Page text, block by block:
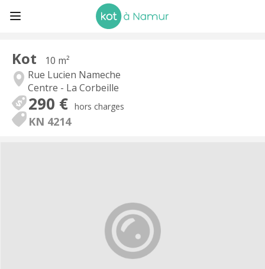
Kot
10 m²
Rue Lucien Nameche
Centre - La Corbeille
290 € hors charges
KN 4214